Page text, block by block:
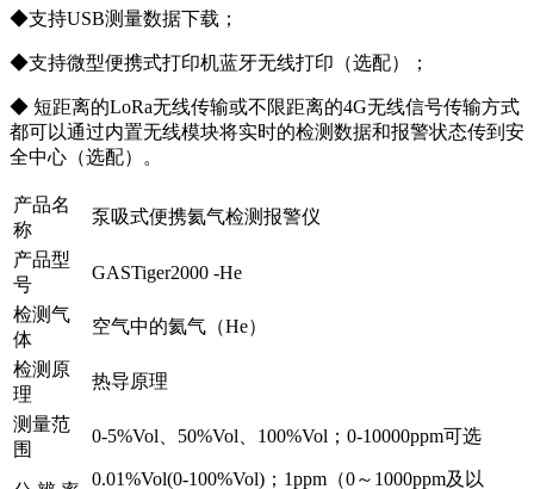
◆支持USB测量数据下载；
◆支持微型便携式打印机蓝牙无线打印（选配）；
◆ 短距离的LoRa无线传输或不限距离的4G无线信号传输方式
都可以通过内置无线模块将实时的检测数据和报警状态传到安
全中心（选配）。
产品名
称
泵吸式便携氦气检测报警仪
产品型
号
GASTiger2000 -He
检测气
体
空气中的氦气（He）
检测原
理
热导原理
测量范
围
0-5%Vol、50%Vol、100%Vol；0-10000ppm可选
0.01%Vol(0-100%Vol)；1ppm（0～1000ppm及以